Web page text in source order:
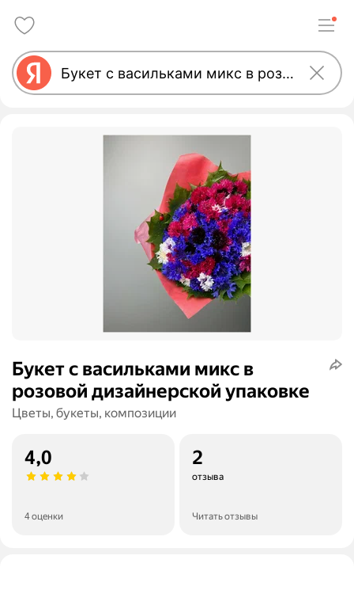
Букет с васильками микс в
розовой дизайнерской упаковке
Цветы, букеты, композиции
4,0
4 оценки
2
отзыва
Читать отзывы